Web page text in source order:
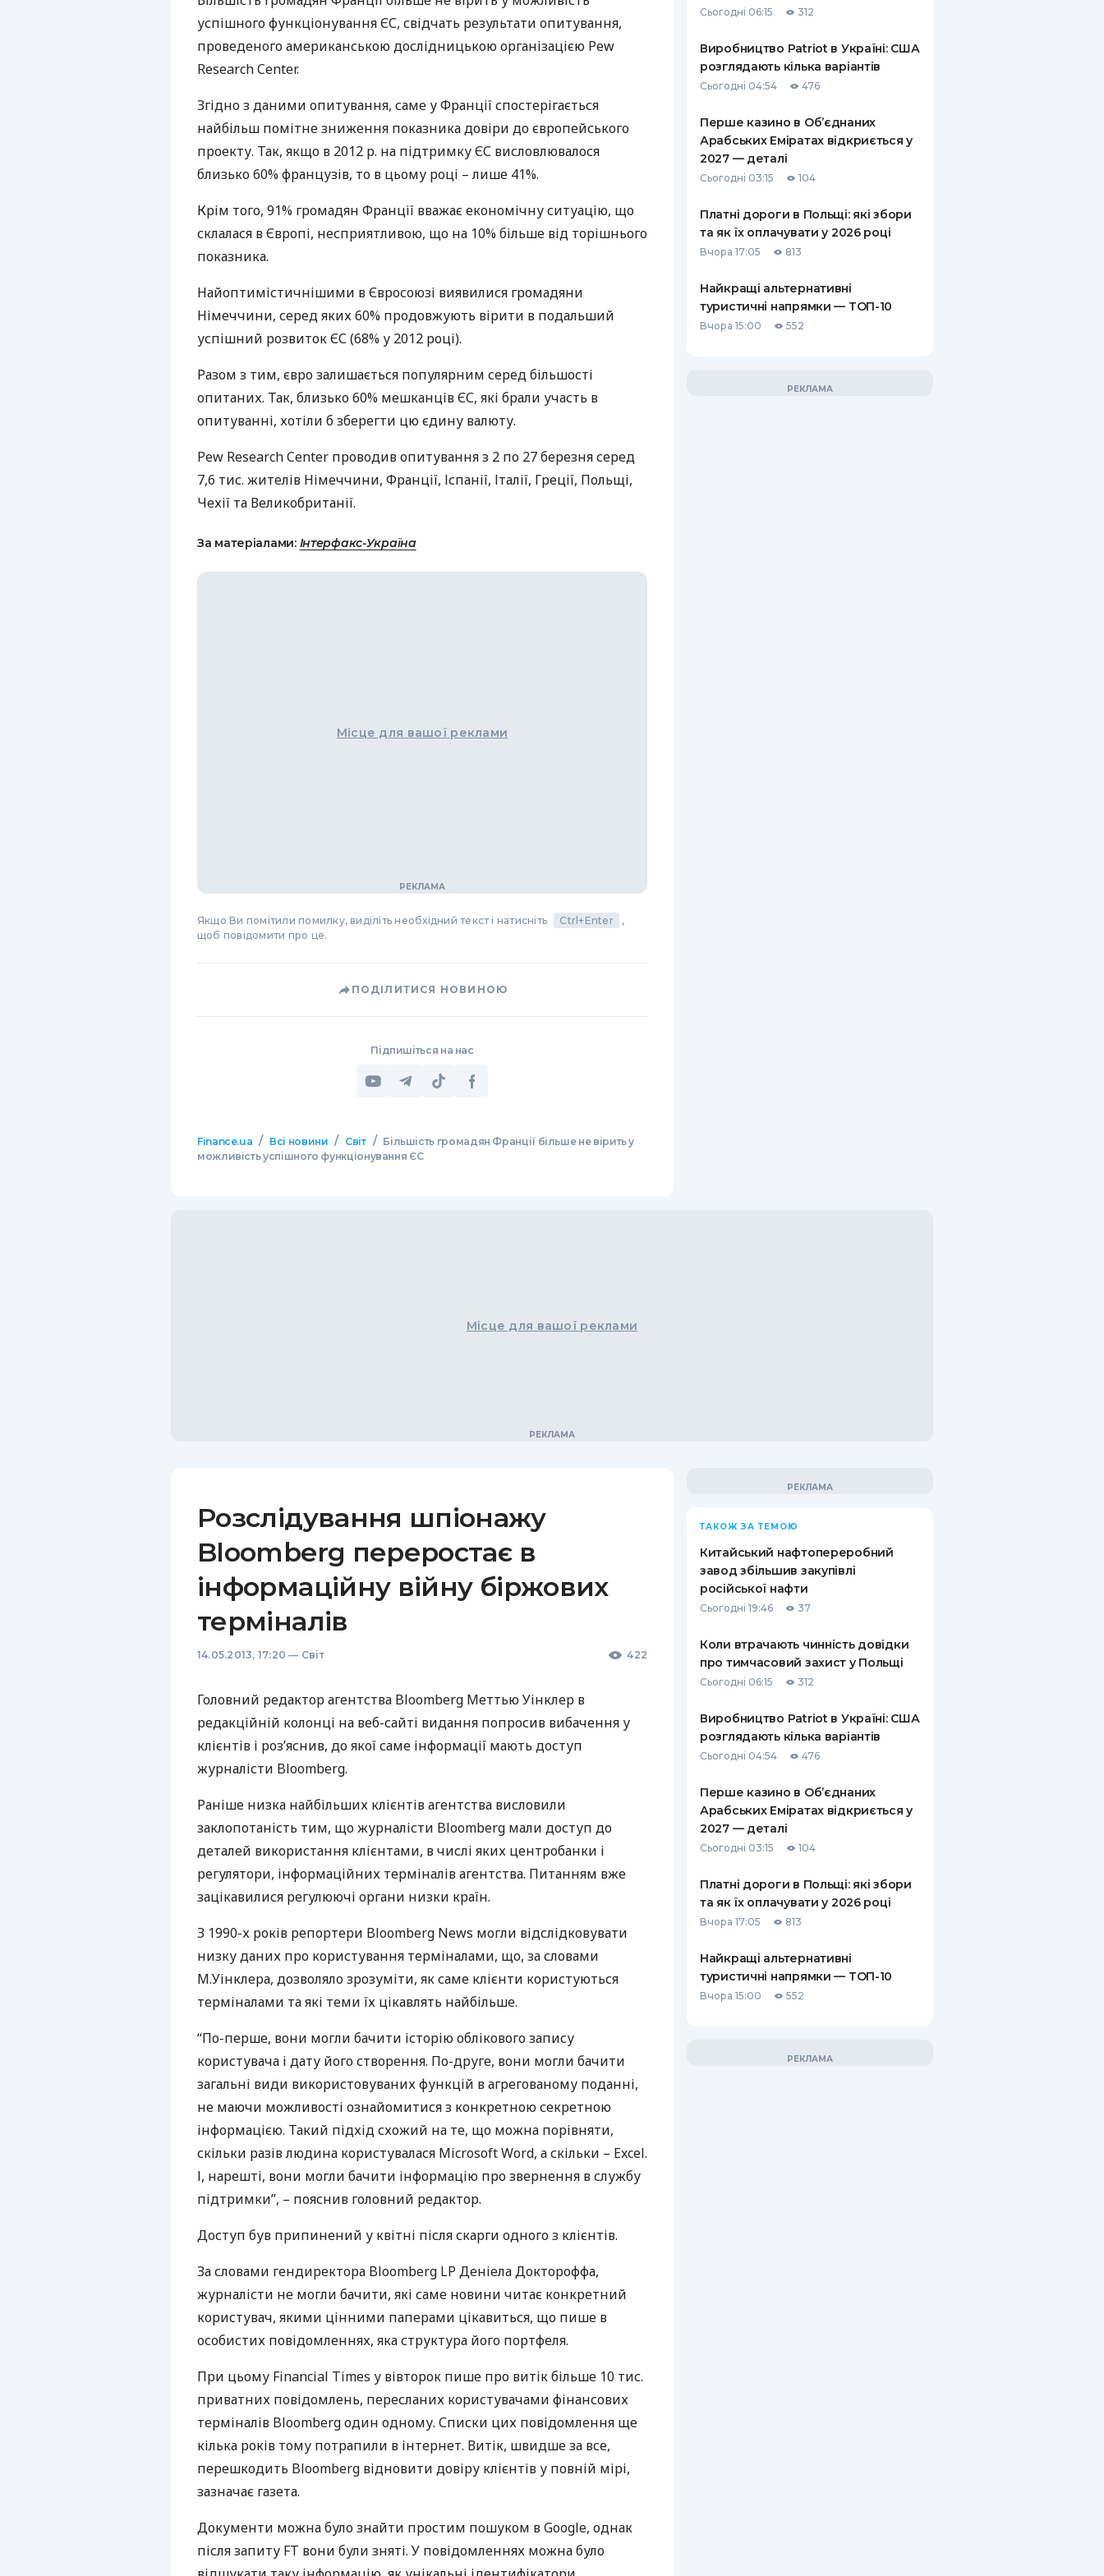
РЕЙТИНГ ДЕБЕТОВИХ
КАРТОК
ПУТІВНИКИ ПО
СТРАХУВАННЮ
ВСІ СТРАХОВІ ПОЛІСИ
ВІДГУКИ ПРО СТРАХОВІ
КОМПАНІЇ
КОНТАКТИ
успішного функціонування ЄС, свідчать результати опитування,
проведеного американською дослідницькою організацією Pew
Research Center.
Згідно з даними опитування, саме у Франції спостерігається
найбільш помітне зниження показника довіри до європейського
проекту. Так, якщо в 2012 р. на підтримку ЄС висловлювалося
близько 60% французів, то в цьому році – лише 41%.
Крім того, 91% громадян Франції вважає економічну ситуацію, що
склалася в Європі, несприятливою, що на 10% більше від торішнього
показника.
Найоптимістичнішими в Євросоюзі виявилися громадяни
Німеччини, серед яких 60% продовжують вірити в подальший
успішний розвиток ЄС (68% у 2012 році).
Разом з тим, євро залишається популярним серед більшості
опитаних. Так, близько 60% мешканців ЄС, які брали участь в
опитуванні, хотіли б зберегти цю єдину валюту.
Pew Research Center проводив опитування з 2 по 27 березня серед
7,6 тис. жителів Німеччини, Франції, Іспанії, Італії, Греції, Польщі,
Чехії та Великобританії.
За матеріалами: Інтерфакс-Україна
Місце для вашої реклами
Якщо Ви помітили помилку, виділіть необхідний текст і натисніть Ctrl+Enter
,
щоб повідомити про це.
ПОДІЛИТИСЯ НОВИНОЮ
Підпишіться на нас
Finance.ua / Всі новини / Світ / Більшість громадян Франції більше не вірить у
можливість успішного функціонування ЄС
Сьогодні 06:15 312
Виробництво Patriot в Україні: США
розглядають кілька варіантів
Сьогодні 04:54 476
Перше казино в Об’єднаних
Арабських Еміратах відкриється у
2027 — деталі
Сьогодні 03:15 104
Платні дороги в Польщі: які збори
та як їх оплачувати у 2026 році
Вчора 17:05 813
Найкращі альтернативні
туристичні напрямки — ТОП-10
Вчора 15:00 552
Місце для вашої реклами
Розслідування шпіонажу
Bloomberg переростає в
інформаційну війну біржових
терміналів
14.05.2013, 17:20 — Світ 422
Головний редактор агентства Bloomberg Меттью Уінклер в
редакційній колонці на веб-сайті видання попросив вибачення у
клієнтів і роз’яснив, до якої саме інформації мають доступ
журналісти Bloomberg.
Раніше низка найбільших клієнтів агентства висловили
заклопотаність тим, що журналісти Bloomberg мали доступ до
деталей використання клієнтами, в числі яких центробанки і
регулятори, інформаційних терміналів агентства. Питанням вже
зацікавилися регулюючі органи низки країн.
З 1990-х років репортери Bloomberg News могли відслідковувати
низку даних про користування терміналами, що, за словами
М.Уінклера, дозволяло зрозуміти, як саме клієнти користуються
терміналами та які теми їх цікавлять найбільше.
“По-перше, вони могли бачити історію облікового запису
користувача і дату його створення. По-друге, вони могли бачити
загальні види використовуваних функцій в агрегованому поданні,
не маючи можливості ознайомитися з конкретною секретною
інформацією. Такий підхід схожий на те, що можна порівняти,
скільки разів людина користувалася Microsoft Word, а скільки – Excel.
І, нарешті, вони могли бачити інформацію про звернення в службу
підтримки”, – пояснив головний редактор.
Доступ був припинений у квітні після скарги одного з клієнтів.
За словами гендиректора Bloomberg LP Деніела Доктороффа,
журналісти не могли бачити, які саме новини читає конкретний
користувач, якими цінними паперами цікавиться, що пише в
особистих повідомленнях, яка структура його портфеля.
При цьому Financial Times у вівторок пише про витік більше 10 тис.
приватних повідомлень, пересланих користувачами фінансових
терміналів Bloomberg один одному. Списки цих повідомлення ще
кілька років тому потрапили в інтернет. Витік, швидше за все,
перешкодить Bloomberg відновити довіру клієнтів у повній мірі,
зазначає газета.
Документи можна було знайти простим пошуком в Google, однак
після запиту FT вони були зняті. У повідомленнях можна було
ТАКОЖ ЗА ТЕМОЮ
Китайський нафтопереробний
завод збільшив закупівлі
російської нафти
Сьогодні 19:46 37
Коли втрачають чинність довідки
про тимчасовий захист у Польщі
Сьогодні 06:15 312
Виробництво Patriot в Україні: США
розглядають кілька варіантів
Сьогодні 04:54 476
Перше казино в Об’єднаних
Арабських Еміратах відкриється у
2027 — деталі
Сьогодні 03:15 104
Платні дороги в Польщі: які збори
та як їх оплачувати у 2026 році
Вчора 17:05 813
Найкращі альтернативні
туристичні напрямки — ТОП-10
Вчора 15:00 552